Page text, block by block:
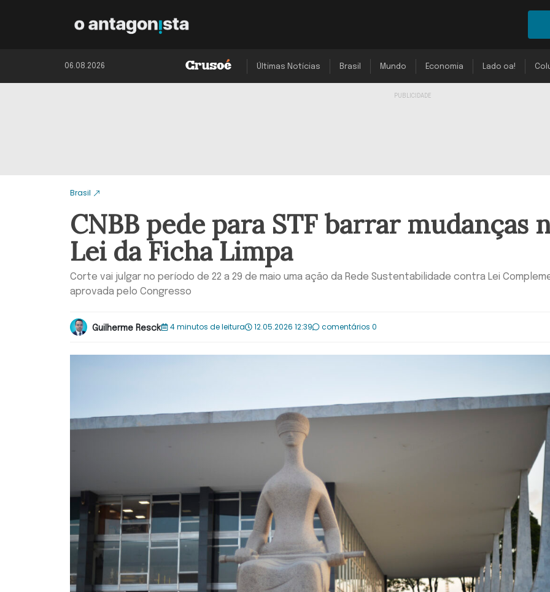
06.08.2026 Últimas Notícias Brasil Mundo Economia Lado oa!
Brasil
CNBB pede para STF barrar mudanças
Lei da Ficha Limpa
Corte vai julgar no período de 22 a 29 de maio uma ação da Rede Sustentabilidade contra Lei
aprovada pelo Congresso
Guilherme Resck 4 minutos de leitura 12.05.2026 12:39 comentários 0